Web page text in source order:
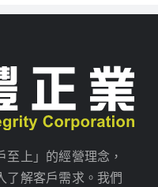
上」的經營理念，
了解客戶需求。我們